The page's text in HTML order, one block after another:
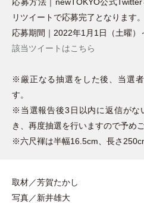
リツイートで応募完了となります。
応募期間｜2022年1月1日
（土曜）
該当ツイートはこちら
※厳正なる抽選をした後、当選
す。
※当選報告後3日以内に返信がな
き、再度抽選を行いますので予め
※六尺褌は半幅16.5cm、長さ
取材／芳賀たかし
写真／新井雄大